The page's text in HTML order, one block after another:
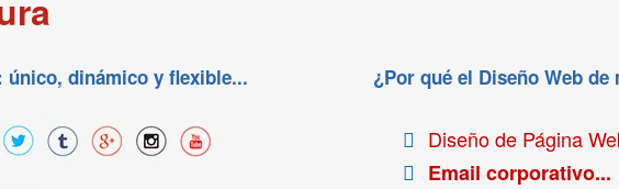
único, dinámico y flexible... ¿Por qué el Diseño Web
Diseño de Página
Email corporativo...